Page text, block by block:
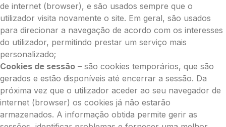
de internet (browser), e são usados sempre que o
utilizador visita novamente o site. Em geral, são usados
para direcionar a navegação de acordo com os interesses
do utilizador, permitindo prestar um serviço mais
personalizado;
Cookies de sessão – são cookies temporários, que são
gerados e estão disponíveis até encerrar a sessão. Da
próxima vez que o utilizador aceder ao seu navegador de
internet (browser) os cookies já não estarão
armazenados. A informação obtida permite gerir as